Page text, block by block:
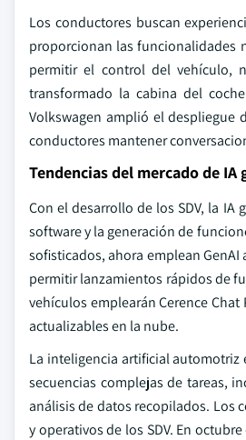
Los conductores buscan
proporcionan las funcionalidades
permitir el control del vehículo,
transformado la cabina del
Volkswagen amplió el despliegue
conductores mantener
Tendencias del mercado de
Con el desarrollo de los SDV, la
software y la generación de
sofisticados, ahora emplean
permitir lanzamientos rápidos de
vehículos emplearán Cerence
actualizables en la nube.
La inteligencia artificial automotriz
secuencias complejas de tareas,
análisis de datos recopilados. Los
y operativos de los SDV. En